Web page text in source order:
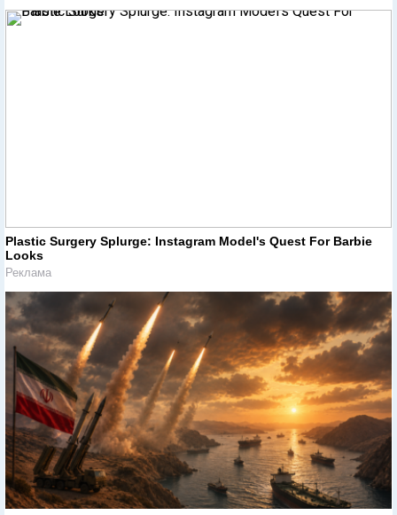
Plastic Surgery Splurge: Instagram Model's Quest For Barbie
Looks
Реклама